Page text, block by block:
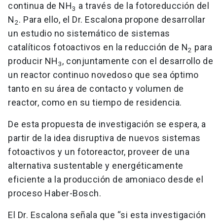
continua de NH3 a través de la fotoreducción del
N2. Para ello, el Dr. Escalona propone desarrollar
un estudio no sistemático de sistemas
catalíticos fotoactivos en la reducción de N2 para
producir NH3, conjuntamente con el desarrollo de
un reactor continuo novedoso que sea óptimo
tanto en su área de contacto y volumen de
reactor, como en su tiempo de residencia.
De esta propuesta de investigación se espera, a
partir de la idea disruptiva de nuevos sistemas
fotoactivos y un fotoreactor, proveer de una
alternativa sustentable y energéticamente
eficiente a la producción de amoniaco desde el
proceso Haber-Bosch.
El Dr. Escalona señala que “si esta investigación